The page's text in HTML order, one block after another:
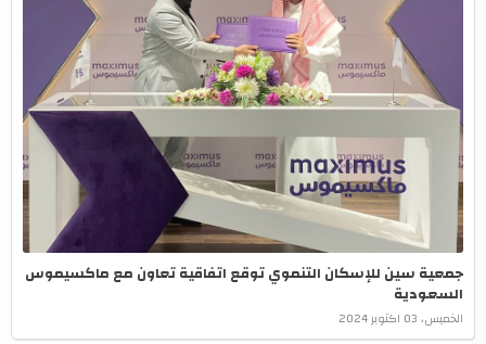
جمعية سين للإسكان التنموي توقع اتفاقية تعاون مع ماكسيموس
السعودية
الخميس، 03 اكتوبر 2024